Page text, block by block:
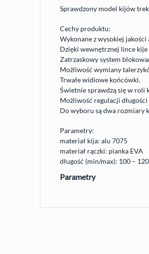
Sprawdzony model kijów
Cechy produktu:
Wykonane z wysokiej
Dzięki wewnętrznej lince kije
Zatrzaskowy system
Możliwość wymiany
Trwałe widiowe końcówki.
Świetnie sprawdzą się w
Możliwość regulacji długości
Do wyboru są dwa rozmiary
Parametry:
materiał kija: alu 7075
materiał rączki: pianka EVA
długość (min/max): 100 –
Parametry